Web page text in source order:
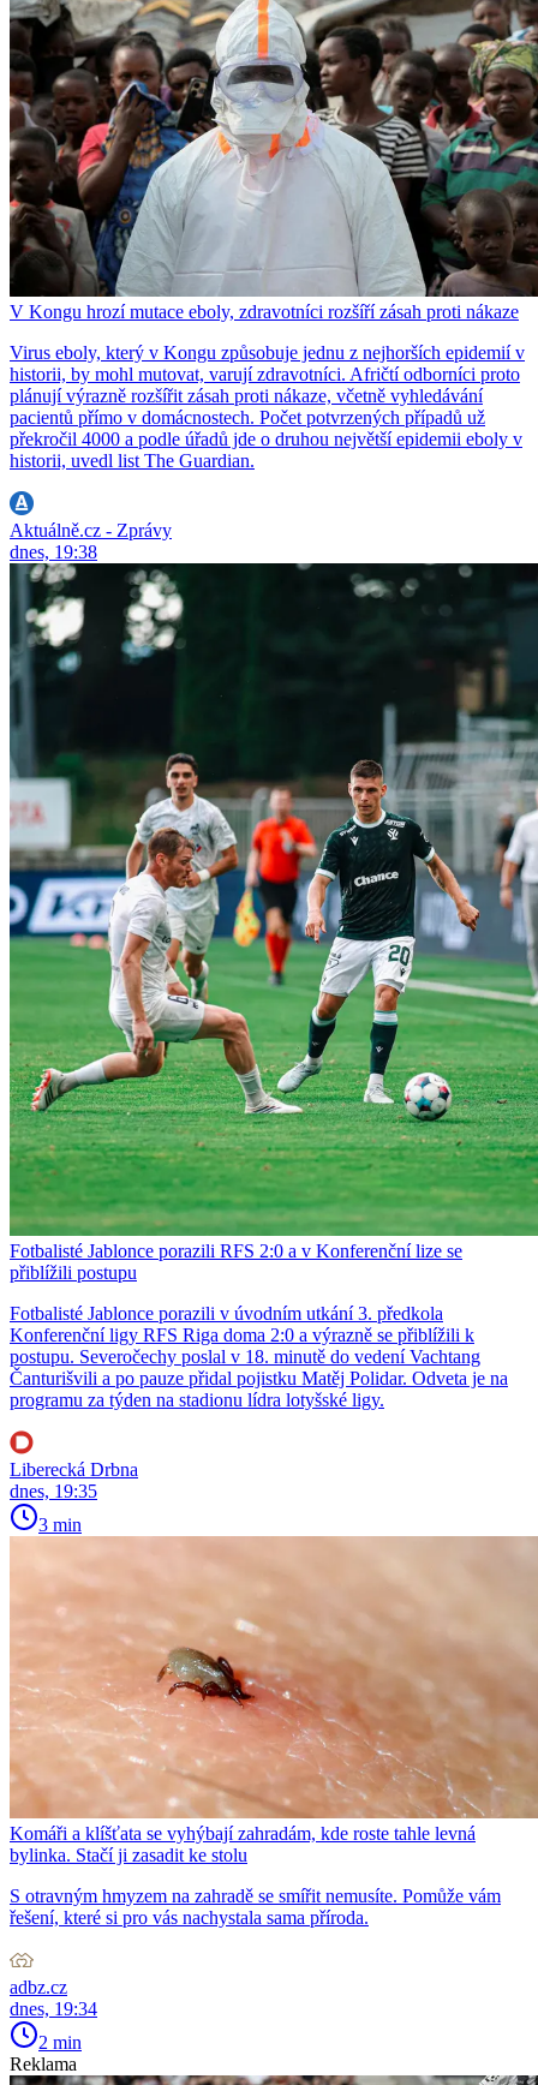
V Kongu hrozí mutace eboly, zdravotníci rozšíří zásah proti nákaze
Virus eboly, který v Kongu způsobuje jednu z nejhorších epidemií v
historii, by mohl mutovat, varují zdravotníci. Afričtí odborníci proto
plánují výrazně rozšířit zásah proti nákaze, včetně vyhledávání
pacientů přímo v domácnostech. Počet potvrzených případů už
překročil 4000 a podle úřadů jde o druhou největší epidemii eboly v
historii, uvedl list The Guardian.
Aktuálně.cz - Zprávy
dnes, 19:38
Fotbalisté Jablonce porazili RFS 2:0 a v Konferenční lize se
přiblížili postupu
Fotbalisté Jablonce porazili v úvodním utkání 3. předkola
Konferenční ligy RFS Riga doma 2:0 a výrazně se přiblížili k
postupu. Severočechy poslal v 18. minutě do vedení Vachtang
Čanturišvili a po pauze přidal pojistku Matěj Polidar. Odveta je na
programu za týden na stadionu lídra lotyšské ligy.
Liberecká Drbna
dnes, 19:35
3 min
Komáři a klíšťata se vyhýbají zahradám, kde roste tahle levná
bylinka. Stačí ji zasadit ke stolu
S otravným hmyzem na zahradě se smířit nemusíte. Pomůže vám
řešení, které si pro vás nachystala sama příroda.
adbz.cz
dnes, 19:34
2 min
Reklama